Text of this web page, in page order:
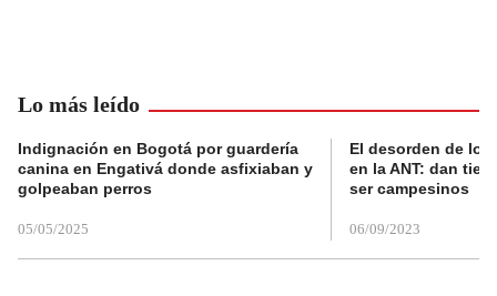
Lo más leído
Indignación en Bogotá por guardería
canina en Engativá donde asfixiaban y
golpeaban perros
05/05/2025
El desorden de
en la ANT: dan
ser campesinos
06/09/2023